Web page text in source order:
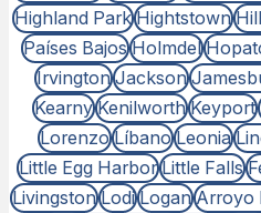
Highland Park Hightstown
Países Bajos Holmdel
Irvington Jackson
Kearny Kenilworth Keyport
Lorenzo Líbano Leonia
Little Egg Harbor Little Falls
Livingston Lodi Logan Arroyo